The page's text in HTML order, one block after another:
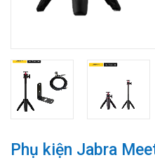
Phụ kiện Jabra